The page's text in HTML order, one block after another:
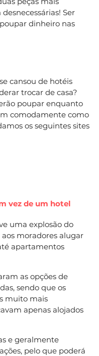
Ser
dinheiro nas
cansou de hotéis
trocar de casa?
poupar enquanto
comodamente como
os seguintes sites
vez de um hotel
uma explosão do
moradores alugar
apartamentos
as opções de
sendo que os
muito mais
apenas alojados
e geralmente
pelo que poderá